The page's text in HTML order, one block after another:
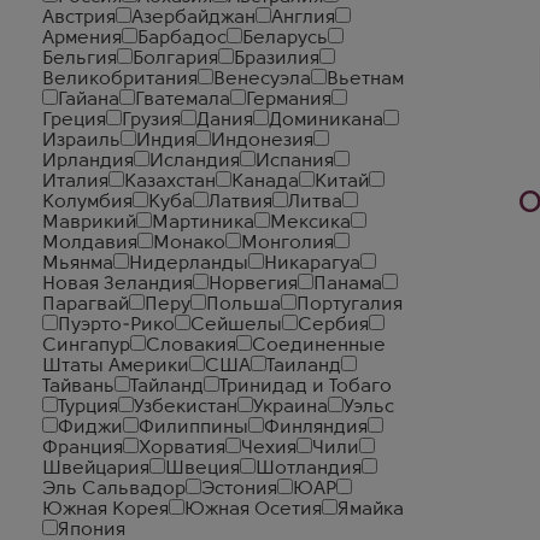
Австрия
Азербайджан
Англия
Армения
Барбадос
Беларусь
Бельгия
Болгария
Бразилия
Великобритания
Венесуэла
Вьетнам
Гайана
Гватемала
Германия
Греция
Грузия Дания
Доминикана
Израиль
Индия
Индонезия
Ирландия
Исландия
Испания
Италия
Казахстан Канада
Китай
Колумбия
Куба Латвия
Литва
Маврикий
Мартиника
Мексика
Молдавия
Монако
Монголия
Мьянма
Нидерланды
Никарагуа
Новая Зеландия
Норвегия
Панама
Парагвай
Перу Польша
Португалия
Пуэрто-Рико
Сейшелы
Сербия
Сингапур
Словакия
Соединенные
Штаты Америки
США
Таиланд
Тайвань
Тайланд
Тринидад и Тобаго
Турция
Узбекистан Украина
Уэльс
Фиджи
Филиппины
Финляндия
Франция
Хорватия Чехия
Чили
Швейцария
Швеция
Шотландия
Эль Сальвадор
Эстония
ЮАР
Южная Корея
Южная Осетия
Ямайка
Япония